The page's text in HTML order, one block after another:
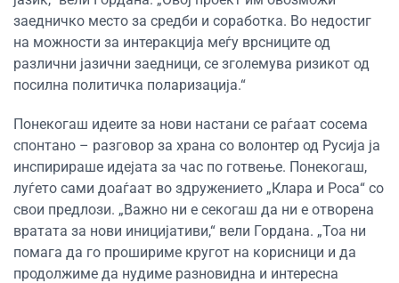
заедничко место за средби и соработка. Во недостиг
на можности за интеракција меѓу врсниците од
различни јазични заедници, се зголемува ризикот од
посилна политичка поларизација.“
Понекогаш идеите за нови настани се раѓаат сосема
спонтано – разговор за храна со волонтер од Русија ја
инспирираше идејата за час по готвење. Понекогаш,
луѓето сами доаѓаат во здружението „Клара и Роса“ со
свои предлози. „Важно ни е секогаш да ни е отворена
вратата за нови иницијативи,“ вели Гордана. „Тоа ни
помага да го прошириме кругот на корисници и да
продолжиме да нудиме разновидна и интересна